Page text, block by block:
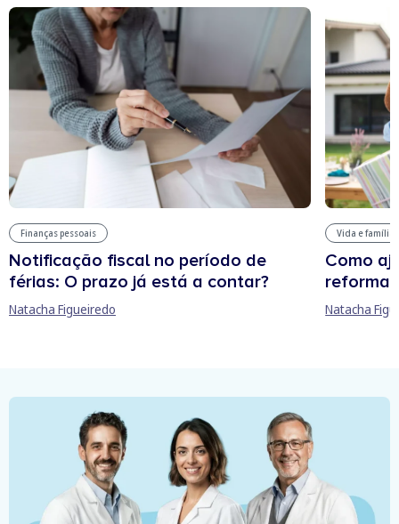
Finanças pessoais
Notificação fiscal no período de
férias: O prazo já está a contar?
Natacha Figueiredo
Vida e família
Como
reforma
Natacha